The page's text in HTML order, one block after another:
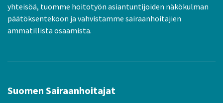
yhteisöä, tuomme hoitotyön asiantuntijoiden näkökulman
päätöksentekoon ja vahvistamme sairaanhoitajien
ammatillista osaamista.
Suomen Sairaanhoitajat